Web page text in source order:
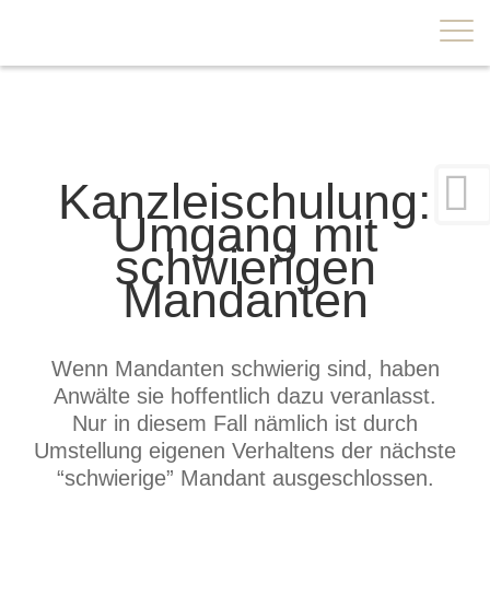
×
Kanzleischulung:
Umgang mit
schwierigen
Mandanten
Wenn Mandanten schwierig sind, haben
Anwälte sie hoffentlich dazu veranlasst.
Nur in diesem Fall nämlich ist durch
Umstellung eigenen Verhaltens der nächste
“schwierige” Mandant ausgeschlossen.